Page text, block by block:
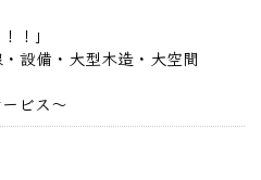
！」
設備・大型木造・大空間
ビス～